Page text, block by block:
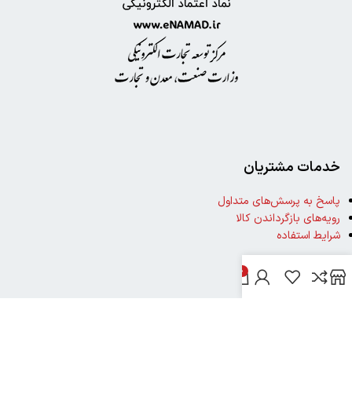
خدمات مشتریان
پاسخ به پرسش‌های متداول
رویه‌های بازگرداندن کالا
شرایط استفاده
0